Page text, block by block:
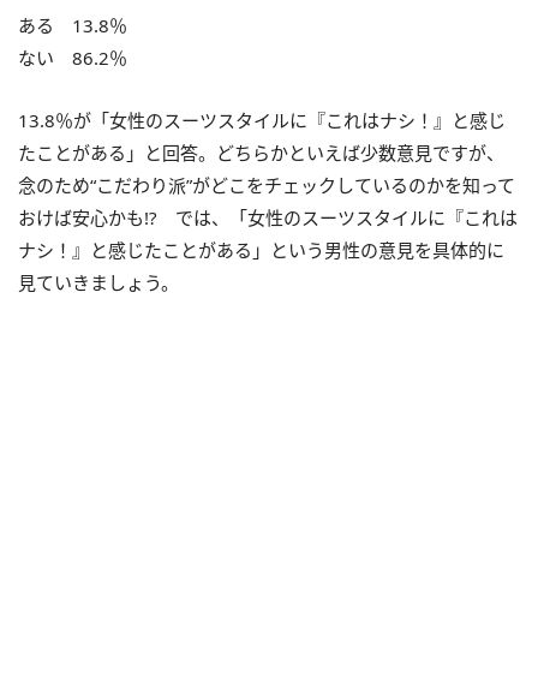
ある 13.8％
ない 86.2％
13.8％が「女性のスーツスタイルに『これはナシ！』と感じ
たことがある」と回答。どちらかといえば少数意見ですが、
念のため“こだわり派”がどこをチェックしているのかを知って
おけば安心かも!? では、「女性のスーツスタイルに『これは
ナシ！』と感じたことがある」という男性の意見を具体的に
見ていきましょう。